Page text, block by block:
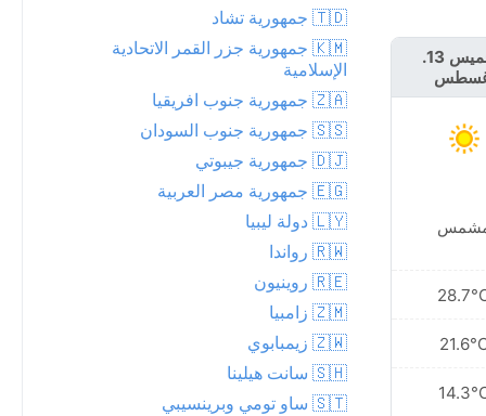
الخميس 13.
الجمعة 14.
أغسطس
مشمس
27.5°C
20.2°C
13.9°C
🇹🇩 جمهورية تشاد
🇰🇲 جمهورية جزر القمر الاتحادية
الإسلامية
🇿🇦 جمهورية جنوب افريقيا
🇸🇸 جمهورية جنوب السودان
🇩🇯 جمهورية جيبوتي
🇪🇬 جمهورية مصر العربية
🇱🇾 دولة ليبيا
🇷🇼 رواندا
🇷🇪 روينيون
🇿🇲 زامبيا
🇿🇼 زيمبابوي
🇸🇭 سانت هيلينا
🇸🇹 ساو تومي وبرينسيبي